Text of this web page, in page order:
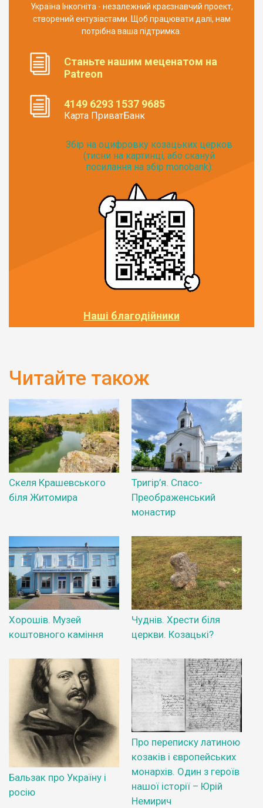
Україна Інкогніта - незалежний краєзнавчий проект,
створений ентузіастами. Щоб працювати далі, нам
потрібна ваша підтримка.
Станьте нашим меценатом на
Patreon
4149 6293 1537 9685
Карта ПриватБанк
Збір на оцифровку козацьких церков
(тисни на картинці, або скануй
посилання на збір monobank):
Наші благодійники
Читайте також
Скеля Крашевського
біля Житомира
Тригір’я. Спасо-
Преображенський
монастир
Хорошів. Музей
коштовного каміння
Чуднів. Хрести біля
церкви. Козацькі?
Бальзак про Україну і
росію
Про переписку латиною
козаків і європейських
монархів. Один з героїв
нашої історії – Юрій
Немирич